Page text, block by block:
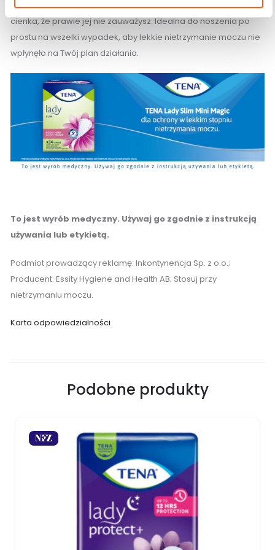
ćwiczeń fizycznych, kaszlu lub śmiechu. Wkładka jest tak
cienka, że prawie jej nie zauważysz. Idealna do noszenia po
prostu na wszelki wypadek, aby lekkie nietrzymanie moczu nie
wpłynęło na Twój plan działania.
To jest wyrób medyczny. Używaj go zgodnie z instrukcją
używania lub etykietą.
Podmiot prowadzący reklamę: Inkontynencja Sp. z o.o.;
Producent: Essity Hygiene and Health AB; Stosuj przy
nietrzymaniu moczu.
Karta odpowiedzialności
Podobne produkty